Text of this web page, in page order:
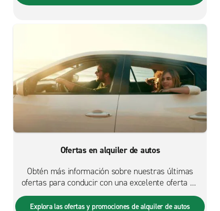
Ofertas en alquiler de autos
Obtén más información sobre nuestras últimas
ofertas para conducir con una excelente oferta de
alquiler de autos desde cualquiera de nuestras
oficinas globales.
Explora las ofertas y promociones de alquiler de autos